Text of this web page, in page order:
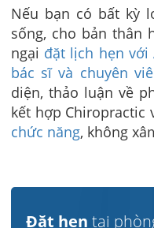
Nếu bạn có bất kỳ
sống, cho bản thân
ngại đặt lịch hẹn với
bác sĩ và chuyên
diện, thảo luận về
kết hợp Chiropractic
chức năng, không
Đặt hẹn tại